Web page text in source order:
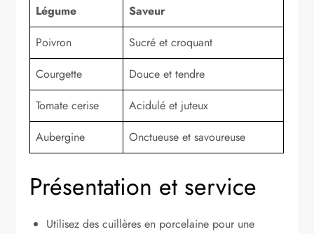
Légume
Saveur
Poivron
Sucré et croquant
Courgette
Douce et tendre
Tomate cerise
Acidulé et juteux
Aubergine
Onctueuse et savoureuse
Présentation et service
Utilisez des cuillères en porcelaine pour une